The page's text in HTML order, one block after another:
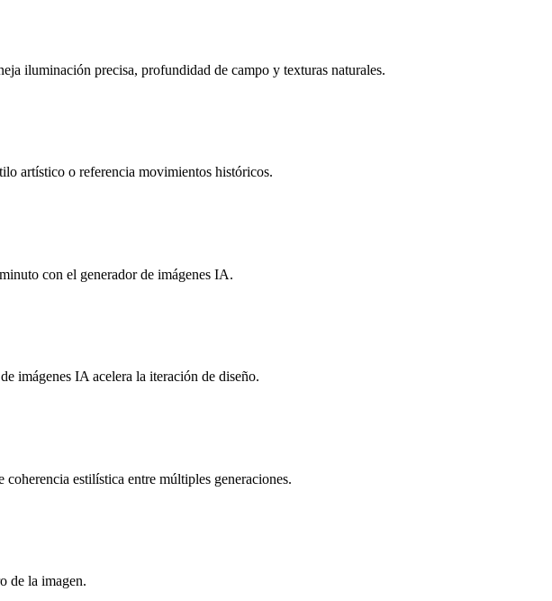
iluminación precisa, profundidad de campo y texturas naturales.
artístico o referencia movimientos históricos.
con el generador de imágenes IA.
imágenes IA acelera la iteración de diseño.
estilística entre múltiples generaciones.
de la imagen.